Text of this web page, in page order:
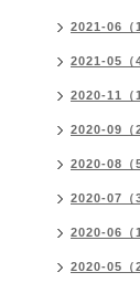
2021-06（1
2021-05（4
2020-11（1
2020-09（2
2020-08（5
2020-07（3
2020-06（1
2020-05（2